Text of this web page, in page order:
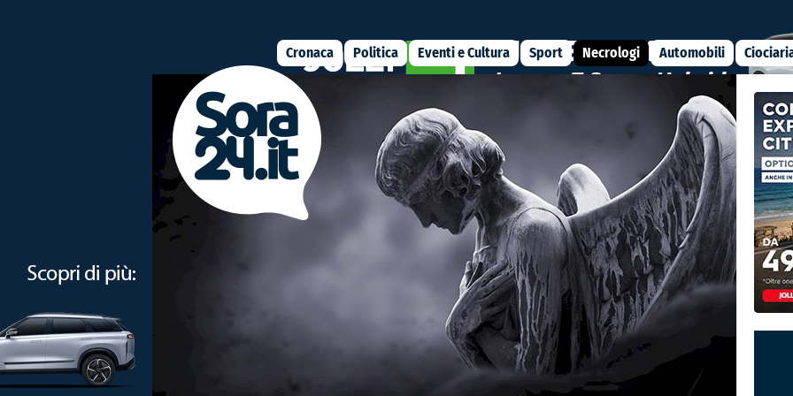
Cronaca Politica Eventi e Cultura Sport Necrologi Automobili